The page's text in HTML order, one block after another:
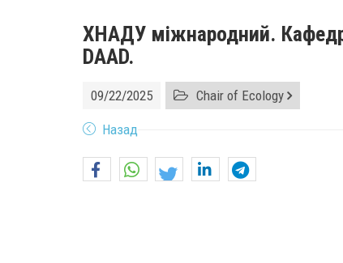
ХНАДУ міжнародний.
DAAD.
09/22/2025 Chair of Ecology
Назад